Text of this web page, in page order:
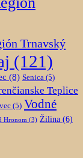
Trnavský
(121)
(8) Senica (5)
Teplice
(5) Vodné
Hronom (3) Žilina (6)